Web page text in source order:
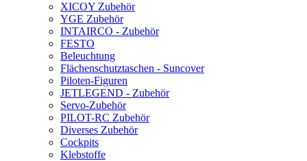
XICOY Zubehör
YGE Zubehör
INTAIRCO - Zubehör
FESTO
Beleuchtung
Flächenschutztaschen - Suncover
Piloten-Figuren
JETLEGEND - Zubehör
Servo-Zubehör
PILOT-RC Zubehör
Diverses Zubehör
Cockpits
Klebstoffe